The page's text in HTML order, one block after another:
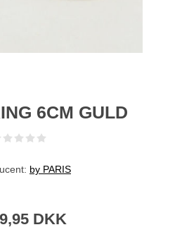
6CM GULD
by PARIS
DKK